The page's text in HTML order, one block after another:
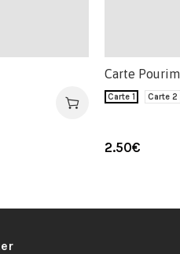
Carte Pourim
Carte 1 Carte 2
2.50€